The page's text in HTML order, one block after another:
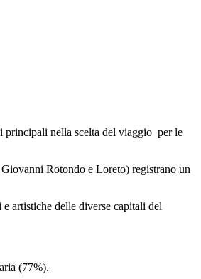
principali nella scelta del viaggio per le
Rotondo e Loreto) registrano un
artistiche delle diverse capitali del
(77%).